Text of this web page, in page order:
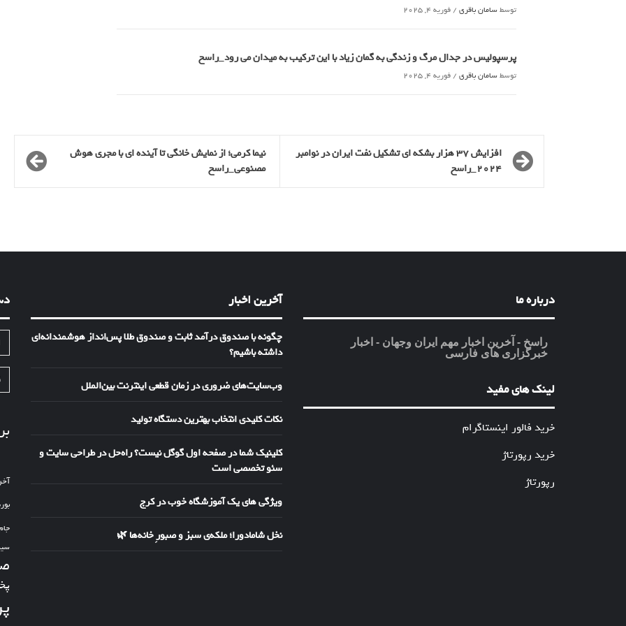
توسطسامان باقری / فوریه 4, 2025
پرسپولیس در جدال مرگ و زندگی به گمان زیاد با این ترکیب به میدان می رود_راسخ
توسطسامان باقری / فوریه 4, 2025
افزایش 37 هزار بشکه ای تشکیل نفت ایران در نوامبر
2024_راسخ
نیما کرمی؛ از نمایش خانگی تا آینده ای با مجری هوش
مصنوعی_راسخ
درباره ما
راسخ - آخرین اخبار مهم ایران وجهان - اخبار
خبرگزاری های فارسی
لینک های مفید
خرید فالور اینستاگرام
خرید رپورتاژ
رپورتاژ
آخرین اخبار
چگونه با صندوق درآمد ثابت و صندوق طلا پس‌انداز هوشمندانه‌ای
داشته باشیم؟
وب‌سایت‌های ضروری در زمان قطعی اینترنت بین‌الملل
نکات کلیدی انتخاب بهترین دستگاه تولید
کلینیک شما در صفحه اول گوگل نیست؟ راه‌حل در طراحی سایت و
سئو تخصصی است
ویژگی های یک آموزشگاه خوب در کرج
نخل شامادورا؛ ملکه‌ی سبز و صبورِ خانه‌ها 🌿
آخر